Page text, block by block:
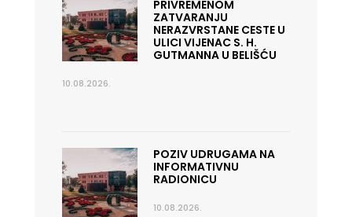
PRIVREMENOM
ZATVARANJU
NERAZVRSTANE CESTE U
ULICI VIJENAC S. H.
GUTMANNA U BELIŠĆU
10.08.2026.
POZIV UDRUGAMA NA
INFORMATIVNU
RADIONICU
10.08.2026.